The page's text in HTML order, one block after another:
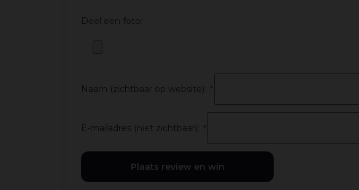
Deel een foto:
Naam (zichtbaar op website): *
E-mailadres (niet zichtbaar): *